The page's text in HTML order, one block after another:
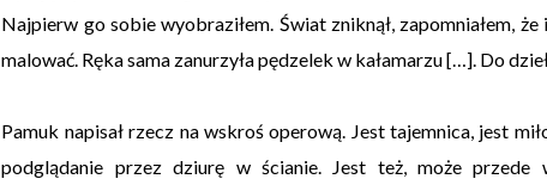
Najpierw go sobie wyobraziłem. Świat zniknął, zapomniałem,
malować. Ręka sama zanurzyła pędzelek w kałamarzu […]. Do
Pamuk napisał rzecz na wskroś operową. Jest tajemnica, jest
podglądanie przez dziurę w ścianie. Jest też, może przede